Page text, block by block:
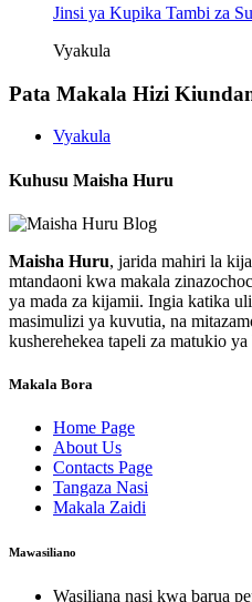
Jinsi ya Kupika Tambi za
Vyakula
Pata Makala Hizi
Vyakula
Kuhusu Maisha Huru
Maisha Huru, jarida mahiri la
mtandaoni kwa makala
ya mada za kijamii. Ingia katika
masimulizi ya kuvutia, na
kusherehekea tapeli za matukio ya
Makala Bora
Home Page
About Us
Contacts Page
Tangaza Nasi
Makala Zaidi
Mawasiliano
Wasiliana nasi kwa barua